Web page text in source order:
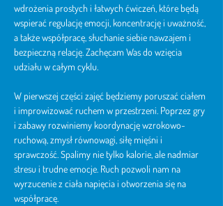
wdrożenia prostych i łatwych ćwiczeń, które będą
wspierać regulację emocji, koncentrację i uważność,
a także współpracę, słuchanie siebie nawzajem i
bezpieczną relację. Zachęcam Was do wzięcia
udziału w całym cyklu.
W pierwszej części zajęć będziemy poruszać ciałem
i improwizować ruchem w przestrzeni. Poprzez gry
i zabawy rozwiniemy koordynację wzrokowo-
ruchową, zmysł równowagi, siłę mięśni i
sprawczość. Spalimy nie tylko kalorie, ale nadmiar
stresu i trudne emocje. Ruch pozwoli nam na
wyrzucenie z ciała napięcia i otworzenia się na
współpracę.